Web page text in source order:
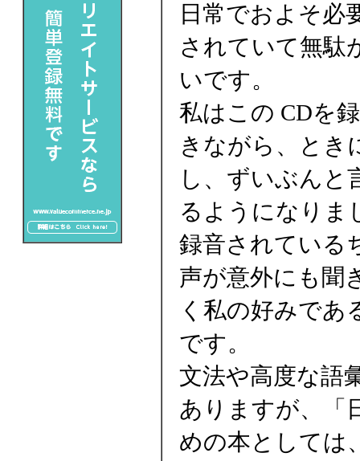
日常でおよそ必
されていて無駄
いです。
私はこの CDを
きながら、とき
し、ずいぶんと
るようになりま
録音されている
声が意外にも聞
く私の好みであ
です。
文法や高度な語
ありますが、「
めの本としては